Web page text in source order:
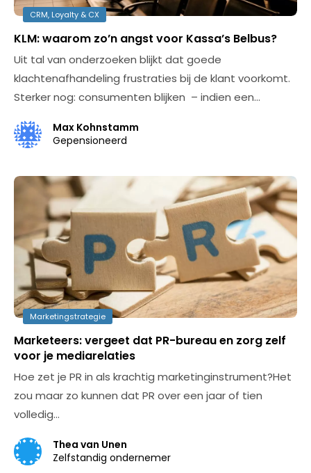
CRM, Loyalty & CX
KLM: waarom zo’n angst voor Kassa’s Belbus?
Uit tal van onderzoeken blijkt dat goede
klachtenafhandeling frustraties bij de klant voorkomt.
Sterker nog: consumenten blijken – indien een…
Max Kohnstamm
Gepensioneerd
Marketingstrategie
Marketeers: vergeet dat PR-bureau en zorg zelf
voor je mediarelaties
Hoe zet je PR in als krachtig marketinginstrument?Het
zou maar zo kunnen dat PR over een jaar of tien
volledig…
Thea van Unen
Zelfstandig ondernemer